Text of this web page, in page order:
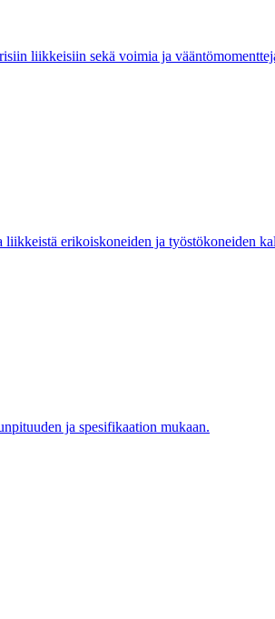
liikkeisiin sekä voimia ja
erikoiskoneiden ja työstökoneiden
ja spesifikaation mukaan.